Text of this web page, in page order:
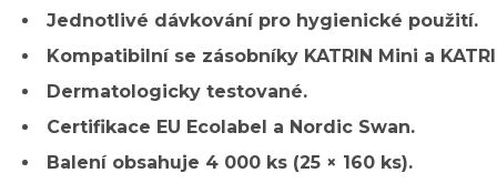
Jednotlivé dávkování pro hygienické použití.
Kompatibilní se zásobníky KATRIN Mini a
Dermatologicky testované.
Certifikace EU Ecolabel a Nordic Swan.
Balení obsahuje 4 000 ks (25 × 160 ks).